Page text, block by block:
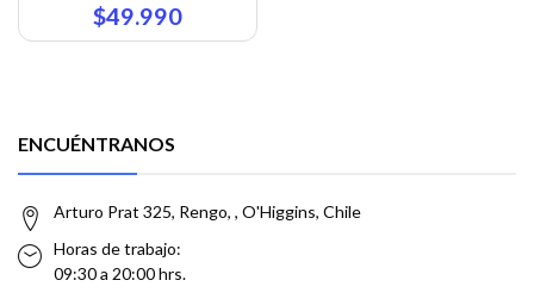
$49.990
ENCUÉNTRANOS
Arturo Prat 325, Rengo, , O'Higgins, Chile
Horas de trabajo:
09:30 a 20:00 hrs.